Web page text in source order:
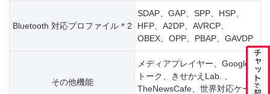
Bluetooth 対応プロファイル＊2
SDAP、GAP、SPP、HSP、
HFP、A2DP、AVRCP、
OBEX、OPP、PBAP、GAVDP
その他機能
メディアプレイヤー、Google
トーク、きせかえLab. 、
TheNewsCafe、世界対応ケー